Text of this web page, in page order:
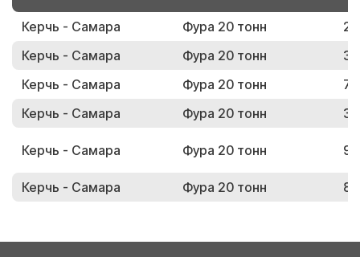
Керчь - Самара Фура 20 тонн
Керчь - Самара
Фура 20 тонн
Керчь - Самара
Фура 20 тонн
Керчь - Самара
Фура 20 тонн
Керчь - Самара Фура 20 тонн
Керчь - Самара Фура 20 тонн